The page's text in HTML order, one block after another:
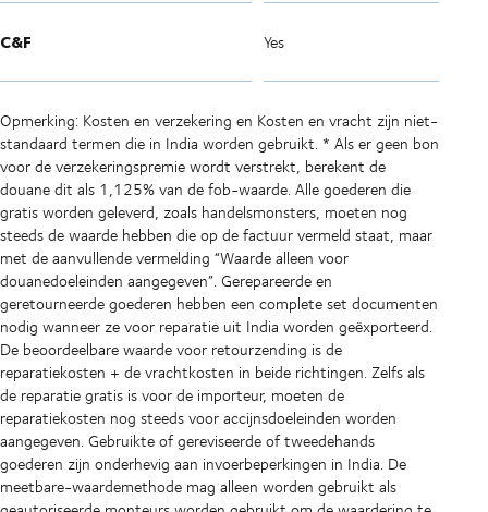
C&F Yes
Opmerking: Kosten en verzekering en Kosten en vracht zijn niet-
standaard termen die in India worden gebruikt. * Als er geen bon
voor de verzekeringspremie wordt verstrekt, berekent de
douane dit als 1,125% van de fob-waarde. Alle goederen die
gratis worden geleverd, zoals handelsmonsters, moeten nog
steeds de waarde hebben die op de factuur vermeld staat, maar
met de aanvullende vermelding “Waarde alleen voor
douanedoeleinden aangegeven”. Gerepareerde en
geretourneerde goederen hebben een complete set documenten
nodig wanneer ze voor reparatie uit India worden geëxporteerd.
De beoordeelbare waarde voor retourzending is de
reparatiekosten + de vrachtkosten in beide richtingen. Zelfs als
de reparatie gratis is voor de importeur, moeten de
reparatiekosten nog steeds voor accijnsdoeleinden worden
aangegeven. Gebruikte of gereviseerde of tweedehands
goederen zijn onderhevig aan invoerbeperkingen in India. De
meetbare-waardemethode mag alleen worden gebruikt als